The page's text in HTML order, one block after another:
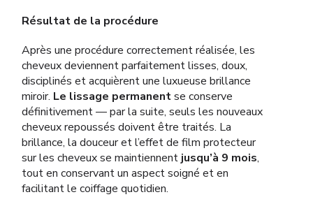
Résultat de la procédure
Après une procédure correctement réalisée, les
cheveux deviennent parfaitement lisses, doux,
disciplinés et acquièrent une luxueuse brillance
miroir. Le lissage permanentse conserve
définitivement — par la suite, seuls les nouveaux
cheveux repoussés doivent être traités. La
brillance, la douceur et l’effet de film protecteur
sur les cheveux se maintiennent jusqu’à 9 mois,
tout en conservant un aspect soigné et en
facilitant le coiffage quotidien.